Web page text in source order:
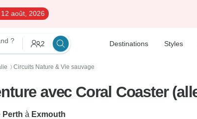
12 août, 2026
? 2 Destinations Styles
〉 Circuits Nature & Vie sauvage
avec Coral Coaster
Perth à Exmouth